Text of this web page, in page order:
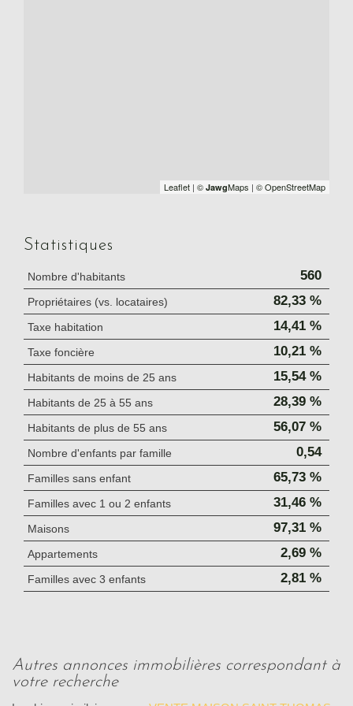
Leaflet | © JawgMaps | © OpenStreetMap
Statistiques
Nombre d'habitants 560
Propriétaires (vs. locataires) 82,33 %
Taxe habitation 14,41 %
Taxe foncière 10,21 %
Habitants de moins de 25 ans 15,54 %
Habitants de 25 à 55 ans 28,39 %
Habitants de plus de 55 ans 56,07 %
Nombre d'enfants par famille 0,54
Familles sans enfant 65,73 %
Familles avec 1 ou 2 enfants 31,46 %
Maisons 97,31 %
Appartements 2,69 %
Familles avec 3 enfants 2,81 %
autres annonces immobilières correspondant à
votre recherche